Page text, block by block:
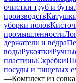
очистки труб и
производств
уборки полов
промышленности
держатели и вёдра
водыРукоятки
пластиныСкребки
посуды и пищевых
—Комплект из